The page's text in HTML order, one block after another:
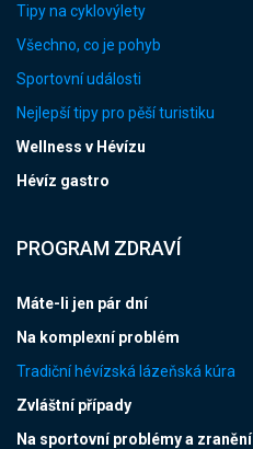
Tipy na cyklovýlety
Všechno, co je pohyb
Sportovní události
Nejlepší tipy pro pěší turistiku
Wellness v Hévízu
Hévíz gastro
PROGRAM ZDRAVÍ
Máte-li jen pár dní
Na komplexní problém
Tradiční hévízská lázeňská kúra
Zvláštní případy
Na sportovní problémy a zranění